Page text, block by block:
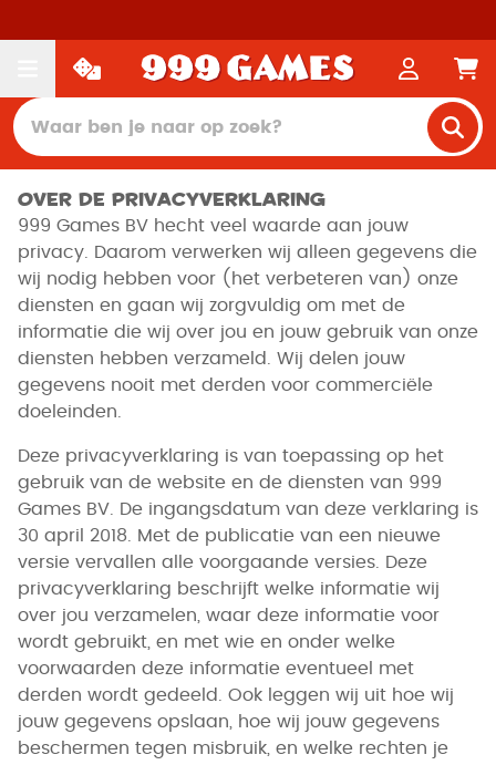
Over de privacyverklaring
999 Games BV hecht veel waarde aan jouw
privacy. Daarom verwerken wij alleen gegevens die
wij nodig hebben voor (het verbeteren van) onze
diensten en gaan wij zorgvuldig om met de
informatie die wij over jou en jouw gebruik van onze
diensten hebben verzameld. Wij delen jouw
gegevens nooit met derden voor commerciële
doeleinden.
Deze privacyverklaring is van toepassing op het
gebruik van de website en de diensten van 999
Games BV. De ingangsdatum van deze verklaring is
30 april 2018. Met de publicatie van een nieuwe
versie vervallen alle voorgaande versies. Deze
privacyverklaring beschrijft welke informatie wij
over jou verzamelen, waar deze informatie voor
wordt gebruikt, en met wie en onder welke
voorwaarden deze informatie eventueel met
derden wordt gedeeld. Ook leggen wij uit hoe wij
jouw gegevens opslaan, hoe wij jouw gegevens
beschermen tegen misbruik, en welke rechten je